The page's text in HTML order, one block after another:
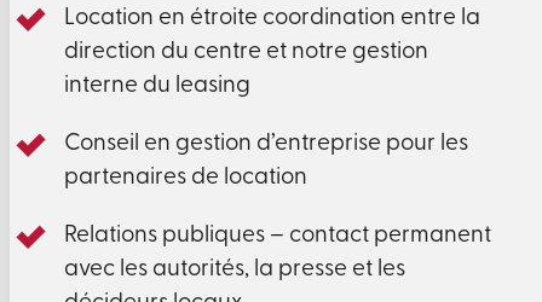
Location en étroite coordination entre la
direction du centre et notre gestion
interne du leasing
Conseil en gestion d’entreprise pour les
partenaires de location
Relations publiques – contact permanent
avec les autorités, la presse et les